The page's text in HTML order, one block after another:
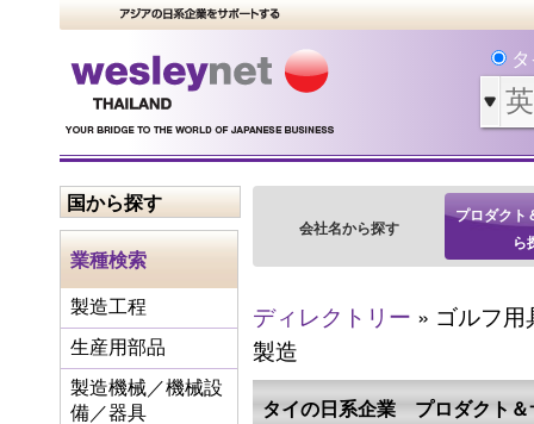
国から探す
業種検索
製造工程
生産用部品
製造機械／機械設
備／器具
会社名から探す
プロダクト
ら
ディレクトリー » ゴルフ
製造
タイの日系企業 プロダクト＆